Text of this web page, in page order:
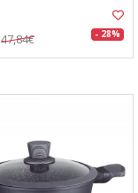
47,84€ - 28%